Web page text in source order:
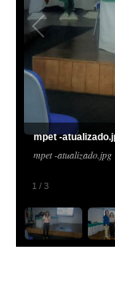
1 / 3
mpet -
mpet -atualizado.jpg